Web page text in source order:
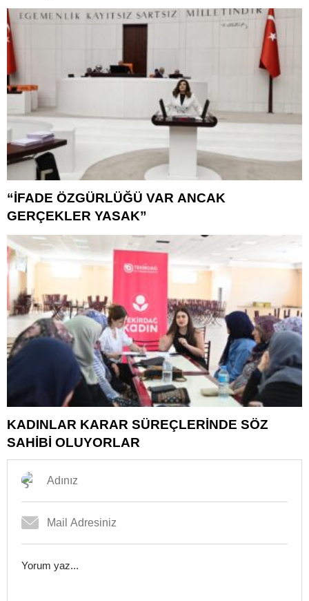
“İFADE ÖZGÜRLÜĞÜ VAR ANCAK
GERÇEKLER YASAK”
KADINLAR KARAR SÜREÇLERİNDE SÖZ
SAHİBİ OLUYORLAR